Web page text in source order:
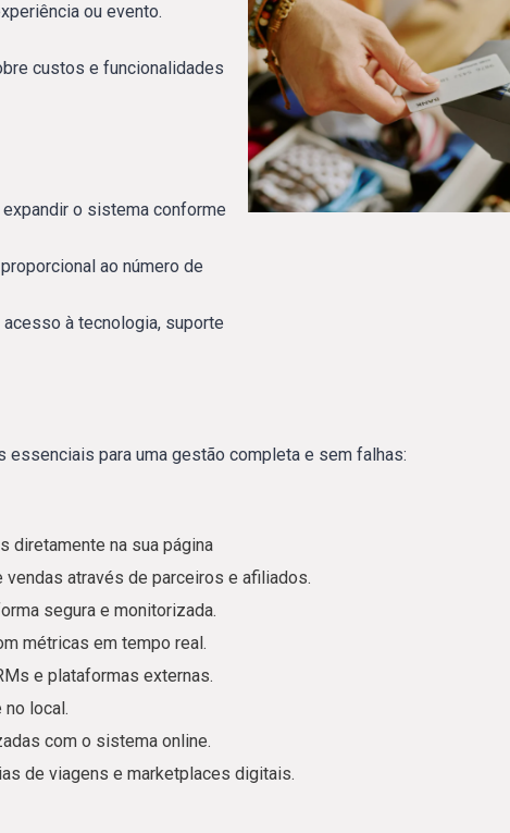
ou evento.
custos e funcionalidades
expandir o sistema conforme
ao número de
à tecnologia, suporte
para uma gestão completa e sem falhas:
diretamente na sua página
vendas através de parceiros e afiliados.
segura e monitorizada.
métricas em tempo real.
e plataformas externas.
local.
com o sistema online.
de viagens e marketplaces digitais.